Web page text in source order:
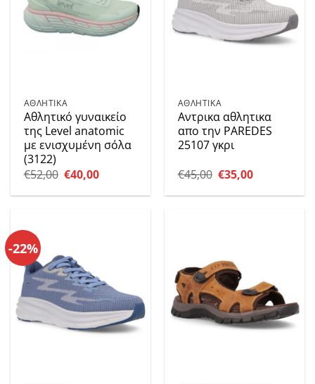
ΑΘΛΗΤΙΚΑ
Αθλητικό γυναικείο
της Level anatomic
με ενισχυμένη σόλα
(3122)
€52,00 Original
price
was:
€40,00Η
τιμή
ΑΘΛΗΤΙΚΑ
Αντρικα αθλητικα
απο την PAREDES
25107 γκρι
€45,00 Original
price
was:
€35,00Η
τιμή
-22%